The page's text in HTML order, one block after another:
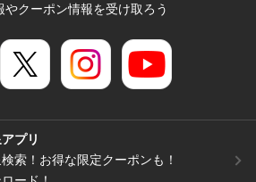
やクーポン情報を受け取ろう
プリ
索！お得な限定クーポンも！